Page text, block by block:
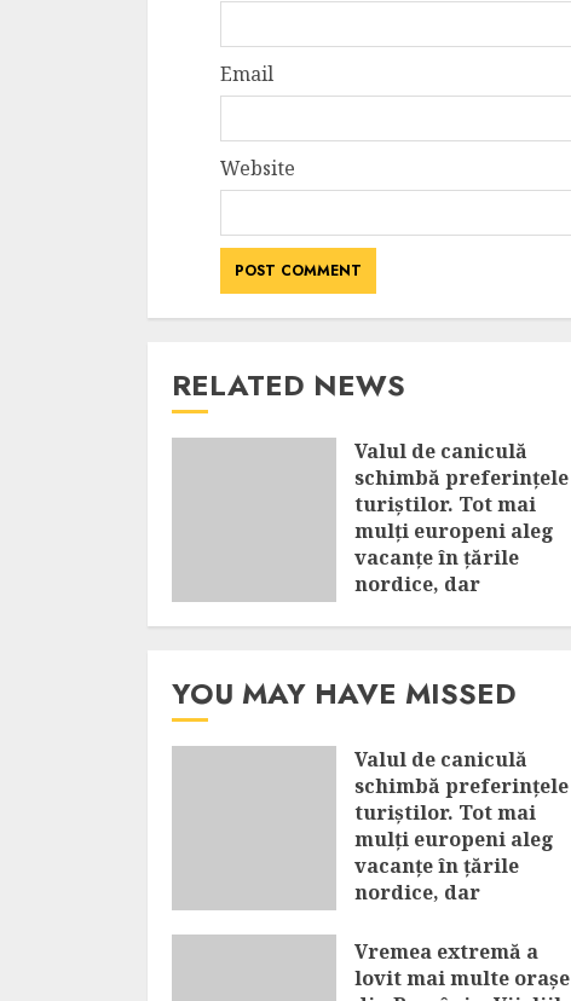
Email
Website
RELATED NEWS
Valul de caniculă
schimbă preferințele
turiștilor. Tot mai
mulți europeni aleg
vacanțe în țările
nordice, dar
YOU MAY HAVE MISSED
Valul de caniculă
schimbă preferințele
turiștilor. Tot mai
mulți europeni aleg
vacanțe în țările
nordice, dar
top
AUGUST 8, 2026
Vremea extremă a
lovit mai multe orașe